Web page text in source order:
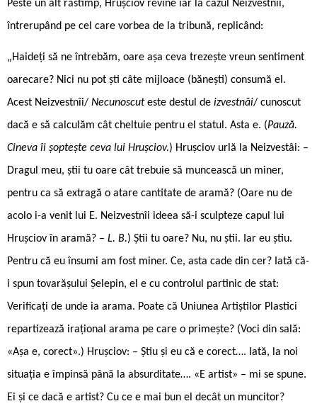
Peste un alt răstimp, Hrușciov revine iar la cazul Neizvestnîi,
întrerupând pe cel care vorbea de la tribună, replicând:
„Haideți să ne întrebăm, oare așa ceva trezește vreun sentiment
oarecare? Nici nu pot ști câte mijloace (bănești) consumă el.
Acest Neizvestnîi/ Necunoscuteste destul de izvestnâi/ cunoscut
dacă e să calculăm cât cheltuie pentru el statul. Asta e. (Pauză.
Cineva îi șoptește ceva lui Hrușciov.) Hrușciov urlă la Neizvestâi: –
Dragul meu, știi tu oare cât trebuie să muncească un miner,
pentru ca să extragă o atare cantitate de aramă? (Oare nu de
acolo i-a venit lui E. Neizvestnîi ideea să-i sculpteze capul lui
Hrușciov în aramă? – L. B.) Știi tu oare? Nu, nu știi. Iar eu știu.
Pentru că eu însumi am fost miner. Ce, asta cade din cer? Iată că-
i spun tovarășului Șelepin, el e cu controlul partinic de stat:
Verificați de unde ia arama. Poate că Uniunea Artiștilor Plastici
repartizează irațional arama pe care o primește? (Voci din sală:
«Așa e, corect».) Hrușciov: – Știu și eu că e corect…. Iată, la noi
situația e împinsă până la absurditate…. «E artist» – mi se spune.
Ei și ce dacă e artist? Cu ce e mai bun el decât un muncitor?